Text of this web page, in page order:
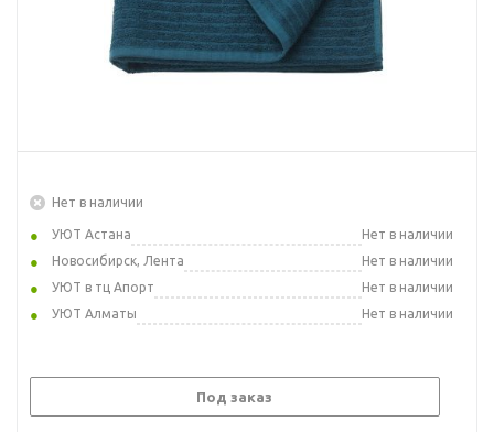
Нет в наличии
УЮТ Астана
Нет в наличии
Новосибирск, Лента
Нет в наличии
УЮТ в тц Апорт
Нет в наличии
УЮТ Алматы
Нет в наличии
Под заказ